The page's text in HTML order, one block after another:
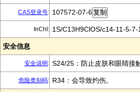
CAS登录号: 107572-07-6
InChI: 1S/C13H9ClOS/c14-11-5-
安全信息
安全说明 : S24/25：防止皮肤和眼睛接
危险类别码: R34：会导致灼伤。